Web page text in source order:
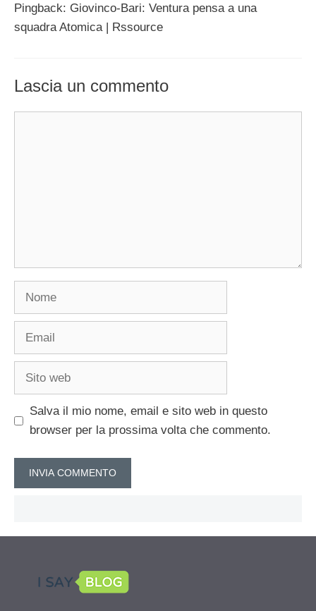
Pingback: Giovinco-Bari: Ventura pensa a una
squadra Atomica | Rssource
Lascia un commento
Nome
Email
Sito
Salva il mio nome, email e sito web in questo
browser per la prossima volta che commento.